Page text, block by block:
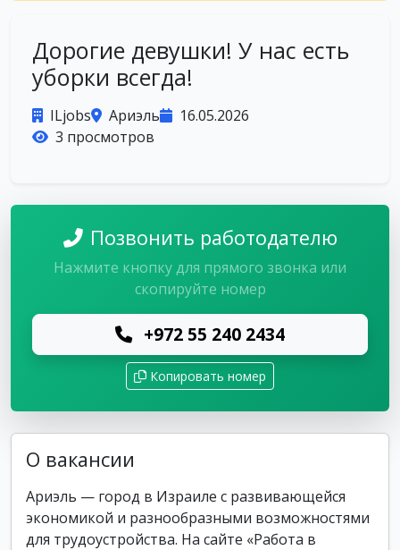
Дорогие девушки! У нас есть
уборки всегда!
ILjobs Ариэль
16.05.2026
3 просмотров
Позвонить работодателю
Нажмите кнопку для прямого звонка или
скопируйте номер
+972 55 240 2434
Копировать номер
О вакансии
Ариэль — город в Израиле с развивающейся
экономикой и разнообразными возможностями
для трудоустройства. На сайте «Работа в